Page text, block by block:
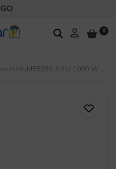
0
Bosch MUM58359 3.9 lt 1000 W Mutfak Şefi